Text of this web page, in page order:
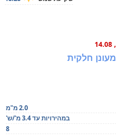
, 14.08
מעונן חלקית
2.0 מ"מ
במהירויות עד 3.4 מ'/ש'
8